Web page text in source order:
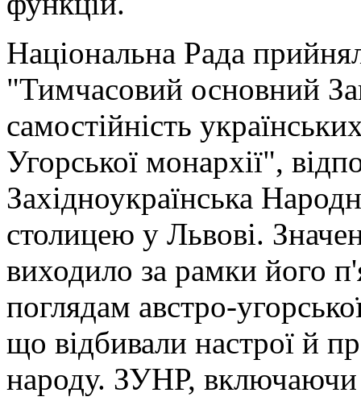
Національна Рада
"Тимчасовий основний
самостійність
Угорської монархії",
Західноукраїнська
столицею у Львові.
виходило за рамки його
поглядам австро-
що відбивали настрої й
народу. ЗУНР, включаючи